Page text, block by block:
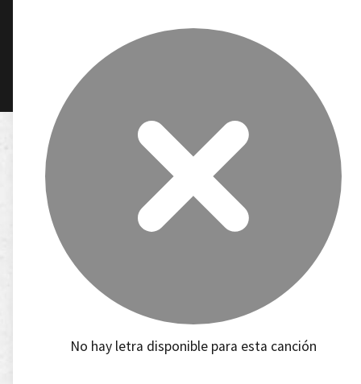
No hay letra disponible para esta canción